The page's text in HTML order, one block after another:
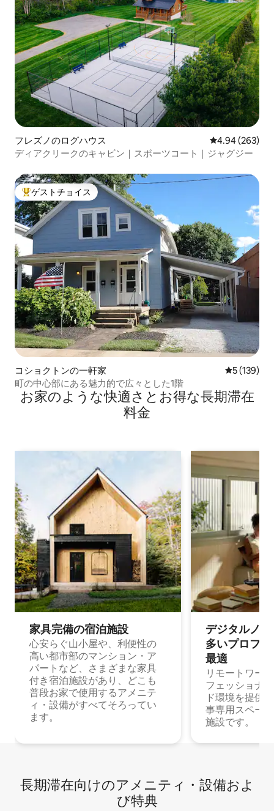
フレズノのログハウス レビュー263
4.94 (263)
ディアクリークのキャビン｜スポーツコート｜ジャグジー
大好評のゲストチョイスです。
ゲストチョイス
コショクトンの一軒家 レビュー
5 (139)
町の中心部にある魅力的で広々とした1階
お家のような快⁠適⁠さ⁠とお⁠得⁠な長⁠期⁠滞⁠在
料⁠金
家具完備の宿⁠泊⁠施⁠設
心安らぐ山小屋や、利便性の
高い都市部のマンション・ア
パートなど、さまざまな家具
付き宿泊施設があり、どこも
普段お家で使用するアメニテ
ィ・設備がすべてそろってい
ます。
デジタルノ
多⁠いプ⁠ロ⁠フ⁠
最⁠適
リモートワー
フェッショナ
ド環境を提供
事専用スペー
施設です。
長期滞在向け⁠のア⁠メ⁠ニ⁠テ⁠ィ⁠・設⁠備⁠およ
び特⁠典